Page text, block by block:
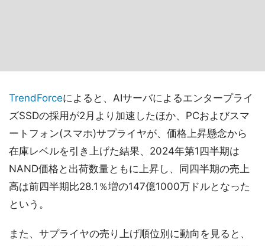
TrendForceによると、AIサーバによるエンタープライ
ズSSDの採用が2月より加速したほか、PCおよびスマ
ートフォン(スマホ)サプライヤが、価格上昇懸念から
在庫レベルを引き上げた結果、2024年第1四半期は
NAND価格と出荷数量ともに上昇し、同四半期の売上
高は前四半期比28.1％増の147億1000万ドルとなった
という。
また、サプライヤの売り上げ順位別に動向を見ると、